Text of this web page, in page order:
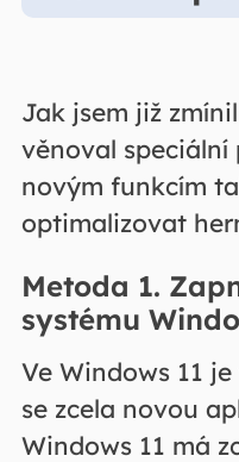
Jak jsem již
věnoval speciální
novým funkcím
optimalizovat
Metoda 1.
systému
Ve Windows 11
se zcela novou
Windows 11 má